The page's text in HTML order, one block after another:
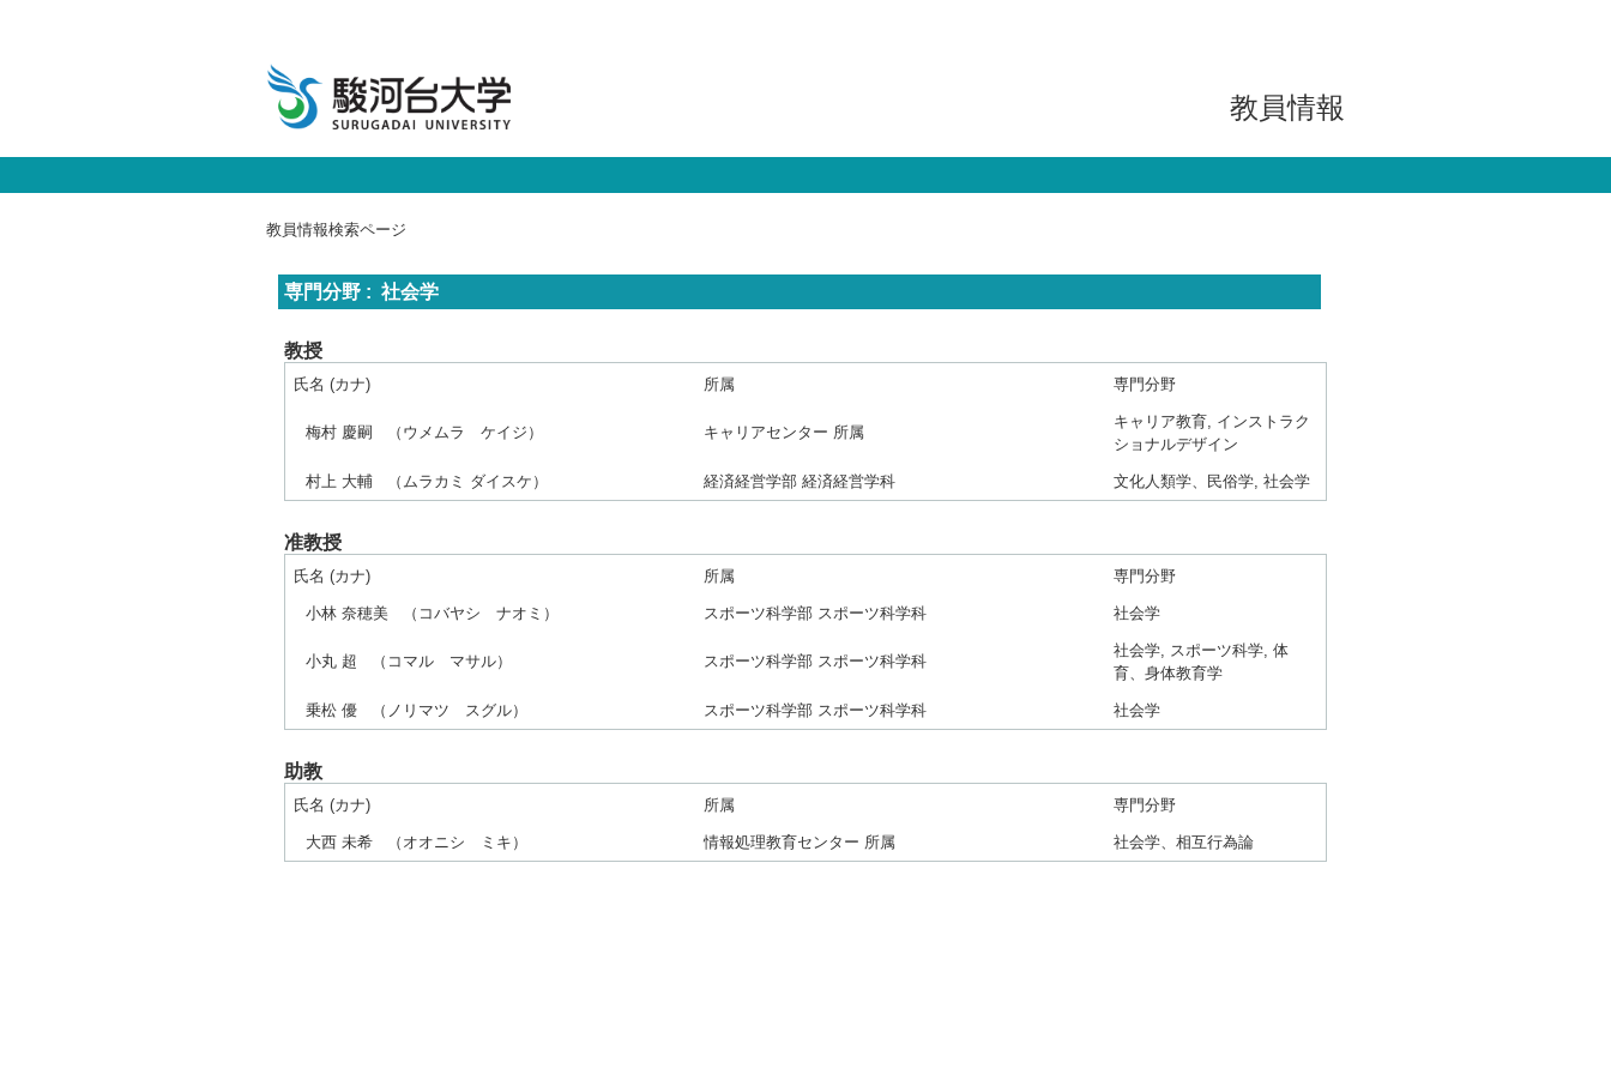
教員情報
教員情報検索ページ
専門分野 : 社会学
教授
氏名 (カナ) 所属 専門分野
梅村 慶嗣 （ウメムラ ケイジ） キャリアセンター 所属
キャリア教育, インストラク
ショナルデザイン
村上 大輔 （ムラカミ ダイスケ） 経済経営学部 経済経営学科 文化人類学、民俗学, 社会学
准教授
氏名 (カナ) 所属 専門分野
小林 奈穂美 （コバヤシ ナオミ） スポーツ科学部 スポーツ科学科 社会学
小丸 超 （コマル マサル） スポーツ科学部 スポーツ科学科
社会学, スポーツ科学, 体
育、身体教育学
乗松 優 （ノリマツ スグル） スポーツ科学部 スポーツ科学科 社会学
助教
氏名 (カナ) 所属 専門分野
大西 未希 （オオニシ ミキ） 情報処理教育センター 所属 社会学、相互行為論